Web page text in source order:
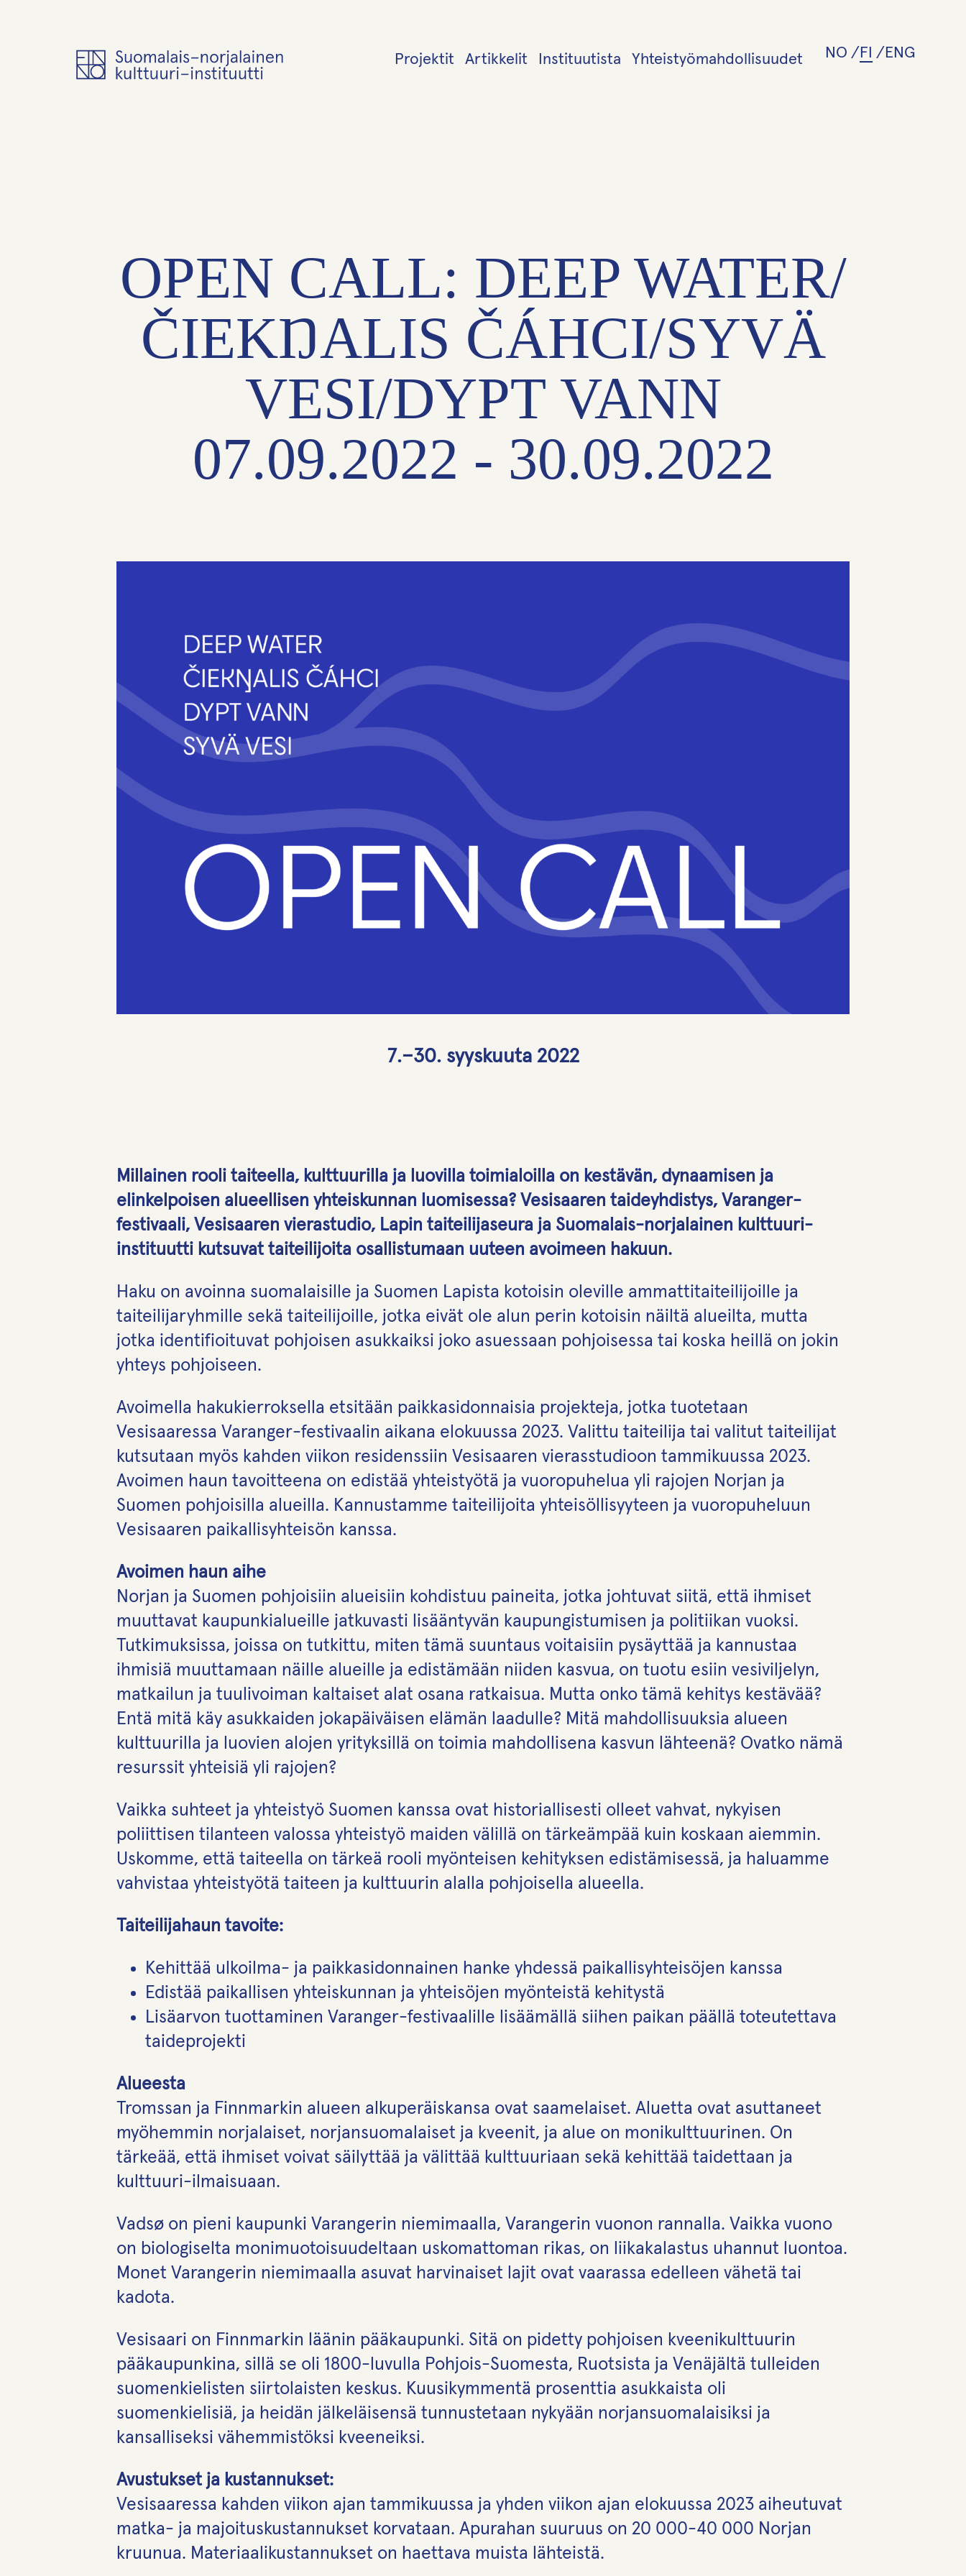
Projektit Artikkelit Instituutista Yhteistyömahdollisuudet NO FI ENG
OPEN CALL: DEEP WATER/
ČIEKŊALIS ČÁHCI/SYVÄ
VESI/DYPT VANN
07.09.2022 - 30.09.2022
7.–30. syyskuuta 2022
Millainen rooli taiteella, kulttuurilla ja luovilla toimialoilla on kestävän, dynaamisen ja
elinkelpoisen alueellisen yhteiskunnan luomisessa? Vesisaaren taideyhdistys, Varanger-
festivaali, Vesisaaren vierastudio, Lapin taiteilijaseura ja Suomalais-norjalainen kulttuuri-
instituutti kutsuvat taiteilijoita osallistumaan uuteen avoimeen hakuun.
Haku on avoinna suomalaisille ja Suomen Lapista kotoisin oleville ammattitaiteilijoille ja
taiteilijaryhmille sekä taiteilijoille, jotka eivät ole alun perin kotoisin näiltä alueilta, mutta
jotka identifioituvat pohjoisen asukkaiksi joko asuessaan pohjoisessa tai koska heillä on jokin
yhteys pohjoiseen.
Avoimella hakukierroksella etsitään paikkasidonnaisia projekteja, jotka tuotetaan
Vesisaaressa Varanger-festivaalin aikana elokuussa 2023. Valittu taiteilija tai valitut taiteilijat
kutsutaan myös kahden viikon residenssiin Vesisaaren vierasstudioon tammikuussa 2023.
Avoimen haun tavoitteena on edistää yhteistyötä ja vuoropuhelua yli rajojen Norjan ja
Suomen pohjoisilla alueilla. Kannustamme taiteilijoita yhteisöllisyyteen ja vuoropuheluun
Vesisaaren paikallisyhteisön kanssa.
Avoimen haun aihe
Norjan ja Suomen pohjoisiin alueisiin kohdistuu paineita, jotka johtuvat siitä, että ihmiset
muuttavat kaupunkialueille jatkuvasti lisääntyvän kaupungistumisen ja politiikan vuoksi.
Tutkimuksissa, joissa on tutkittu, miten tämä suuntaus voitaisiin pysäyttää ja kannustaa
ihmisiä muuttamaan näille alueille ja edistämään niiden kasvua, on tuotu esiin vesiviljelyn,
matkailun ja tuulivoiman kaltaiset alat osana ratkaisua. Mutta onko tämä kehitys kestävää?
Entä mitä käy asukkaiden jokapäiväisen elämän laadulle? Mitä mahdollisuuksia alueen
kulttuurilla ja luovien alojen yrityksillä on toimia mahdollisena kasvun lähteenä? Ovatko nämä
resurssit yhteisiä yli rajojen?
Vaikka suhteet ja yhteistyö Suomen kanssa ovat historiallisesti olleet vahvat, nykyisen
poliittisen tilanteen valossa yhteistyö maiden välillä on tärkeämpää kuin koskaan aiemmin.
Uskomme, että taiteella on tärkeä rooli myönteisen kehityksen edistämisessä, ja haluamme
vahvistaa yhteistyötä taiteen ja kulttuurin alalla pohjoisella alueella.
Taiteilijahaun tavoite:
Kehittää ulkoilma- ja paikkasidonnainen hanke yhdessä paikallisyhteisöjen kanssa
Edistää paikallisen yhteiskunnan ja yhteisöjen myönteistä kehitystä
Lisäarvon tuottaminen Varanger-festivaalille lisäämällä siihen paikan päällä toteutettava
taideprojekti
Alueesta
Tromssan ja Finnmarkin alueen alkuperäiskansa ovat saamelaiset. Aluetta ovat asuttaneet
myöhemmin norjalaiset, norjansuomalaiset ja kveenit, ja alue on monikulttuurinen. On
tärkeää, että ihmiset voivat säilyttää ja välittää kulttuuriaan sekä kehittää taidettaan ja
kulttuuri-ilmaisuaan.
Vadsø on pieni kaupunki Varangerin niemimaalla, Varangerin vuonon rannalla. Vaikka vuono
on biologiselta monimuotoisuudeltaan uskomattoman rikas, on liikakalastus uhannut luontoa.
Monet Varangerin niemimaalla asuvat harvinaiset lajit ovat vaarassa edelleen vähetä tai
kadota.
Vesisaari on Finnmarkin läänin pääkaupunki. Sitä on pidetty pohjoisen kveenikulttuurin
pääkaupunkina, sillä se oli 1800-luvulla Pohjois-Suomesta, Ruotsista ja Venäjältä tulleiden
suomenkielisten siirtolaisten keskus. Kuusikymmentä prosenttia asukkaista oli
suomenkielisiä, ja heidän jälkeläisensä tunnustetaan nykyään norjansuomalaisiksi ja
kansalliseksi vähemmistöksi kveeneiksi.
Avustukset ja kustannukset:
Vesisaaressa kahden viikon ajan tammikuussa ja yhden viikon ajan elokuussa 2023 aiheutuvat
matka- ja majoituskustannukset korvataan. Apurahan suuruus on 20 000-40 000 Norjan
kruunua. Materiaalikustannukset on haettava muista lähteistä.